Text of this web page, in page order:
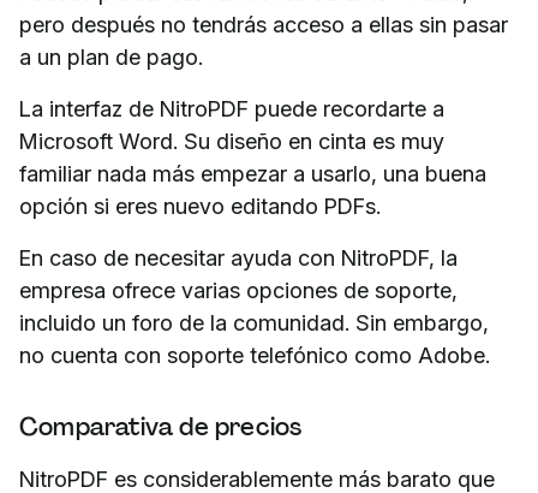
pero después no tendrás acceso a ellas sin pasar
a un plan de pago.
La interfaz de NitroPDF puede recordarte a
Microsoft Word. Su diseño en cinta es muy
familiar nada más empezar a usarlo, una buena
opción si eres nuevo editando PDFs.
En caso de necesitar ayuda con NitroPDF, la
empresa ofrece varias opciones de soporte,
incluido un foro de la comunidad. Sin embargo,
no cuenta con soporte telefónico como Adobe.
Comparativa de precios
NitroPDF es considerablemente más barato que